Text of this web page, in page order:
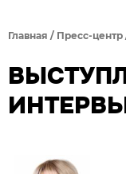
Главная / Пресс-центр